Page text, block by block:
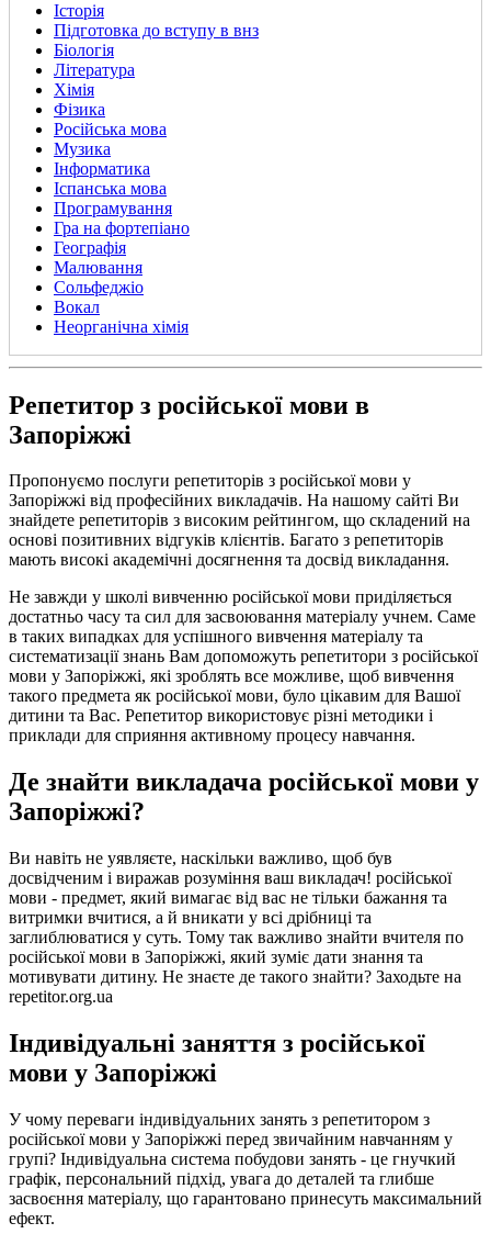
Історія
Підготовка до вступу в внз
Біологія
Література
Хімія
Фізика
Російська мова
Музика
Інформатика
Іспанська мова
Програмування
Гра на фортепіано
Географія
Малювання
Сольфеджіо
Вокал
Неорганічна хімія
Репетитор з російської мови в
Запоріжжі
Пропонуємо послуги репетиторів з російської мови у
Запоріжжі від професійних викладачів. На нашому сайті Ви
знайдете репетиторів з високим рейтингом, що складений на
основі позитивних відгуків клієнтів. Багато з репетиторів
мають високі академічні досягнення та досвід викладання.
Не завжди у школі вивченню російської мови приділяється
достатньо часу та сил для засвоювання матеріалу учнем. Саме
в таких випадках для успішного вивчення матеріалу та
систематизації знань Вам допоможуть репетитори з російської
мови у Запоріжжі, які зроблять все можливе, щоб вивчення
такого предмета як російської мови, було цікавим для Вашої
дитини та Вас. Репетитор використовує різні методики і
приклади для сприяння активному процесу навчання.
Де знайти викладача російської мови у
Запоріжжі?
Ви навіть не уявляєте, наскільки важливо, щоб був
досвідченим і виражав розуміння ваш викладач! російської
мови - предмет, який вимагає від вас не тільки бажання та
витримки вчитися, а й вникати у всі дрібниці та
заглиблюватися у суть. Тому так важливо знайти вчителя по
російської мови в Запоріжжі, який зуміє дати знання та
мотивувати дитину. Не знаєте де такого знайти? Заходьте на
repetitor.org.ua
Індивідуальні заняття з російської
мови у Запоріжжі
У чому переваги індивідуальних занять з репетитором з
російської мови у Запоріжжі перед звичайним навчанням у
групі? Індивідуальна система побудови занять - це гнучкий
графік, персональний підхід, увага до деталей та глибше
засвоєння матеріалу, що гарантовано принесуть максимальний
ефект.